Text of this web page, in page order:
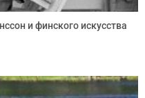
и финского искусства